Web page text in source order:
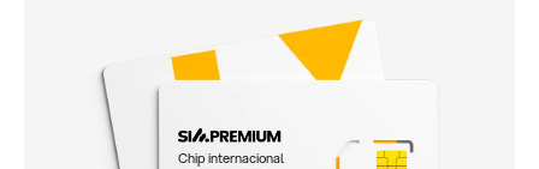
Chip internacional